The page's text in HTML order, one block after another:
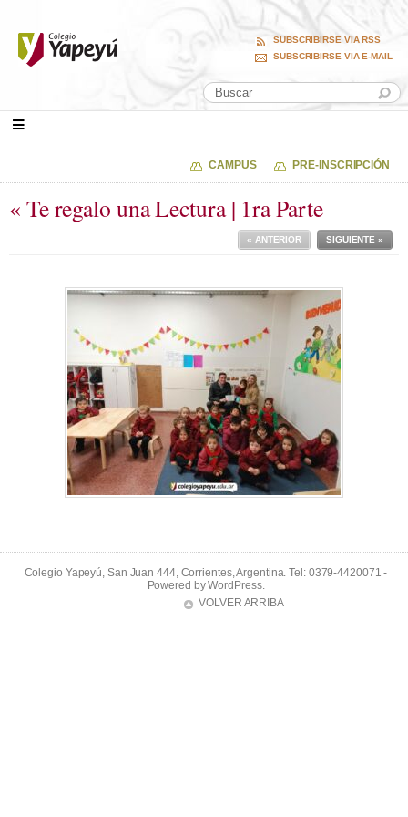
SUBSCRIBIRSE VIA RSS
SUBSCRIBIRSE VIA E-MAIL
CAMPUS PRE-INSCRIPCIÓN
« Te regalo una Lectura | 1ra Parte
SIGUIENTE »
« ANTERIOR
Colegio Yapeyú, San Juan 444, Corrientes, Argentina. Tel: 0379-4420071 -
Powered byWordPress.
VOLVER ARRIBA